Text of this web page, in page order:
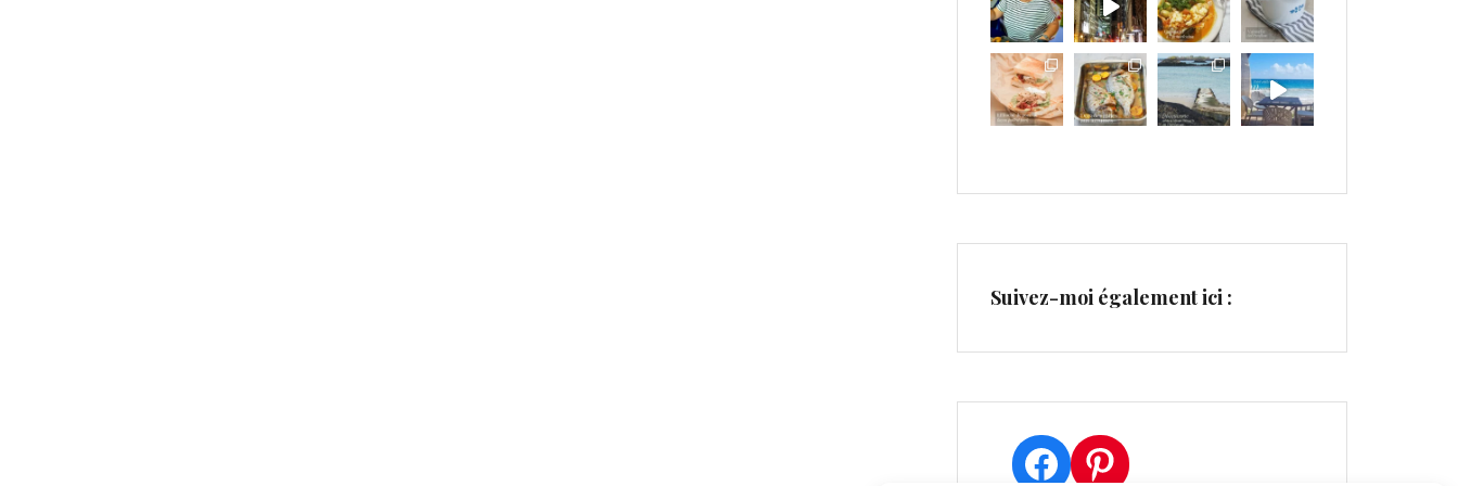
Suivez-moi également ici :
Facebook
Pinterest